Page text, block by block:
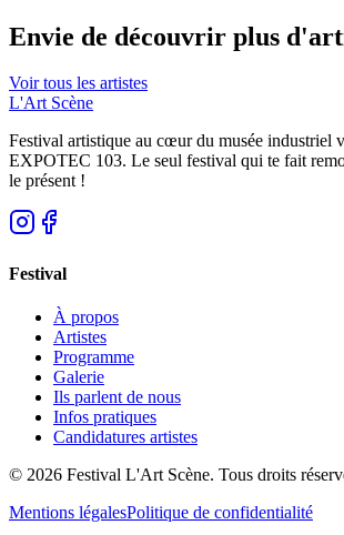
Envie de découvrir plus
Voir tous les artistes
L'ArtScène
Festival artistique au cœur du musée industriel
EXPOTEC 103. Le seul festival qui te fait
le présent !
Festival
À propos
Artistes
Programme
Galerie
Ils parlent de nous
Infos pratiques
Candidatures artistes
© 2026 Festival L'Art Scène. Tous droits
Mentions légalesPolitique de confidentialité